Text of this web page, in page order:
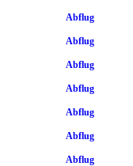
Abflug
Abflug
Abflug
Abflug
Abflug
Abflug
Abflug